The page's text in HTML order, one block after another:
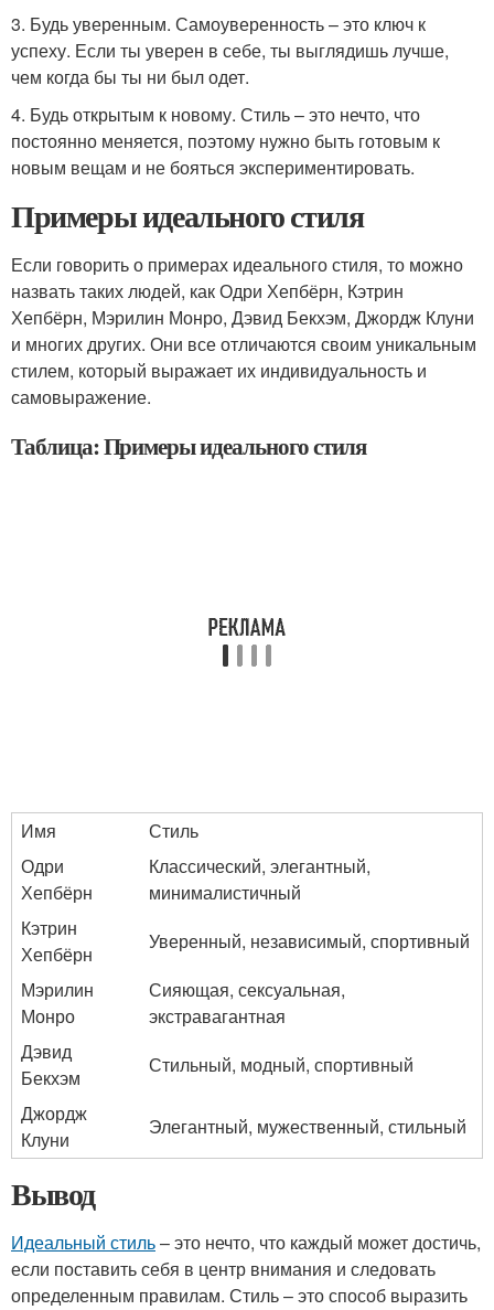
3. Будь уверенным. Самоуверенность – это ключ к
успеху. Если ты уверен в себе, ты выглядишь лучше,
чем когда бы ты ни был одет.
4. Будь открытым к новому. Стиль – это нечто, что
постоянно меняется, поэтому нужно быть готовым к
новым вещам и не бояться экспериментировать.
Примеры идеального стиля
Если говорить о примерах идеального стиля, то можно
назвать таких людей, как Одри Хепбёрн, Кэтрин
Хепбёрн, Мэрилин Монро, Дэвид Бекхэм, Джордж Клуни
и многих других. Они все отличаются своим уникальным
стилем, который выражает их индивидуальность и
самовыражение.
Таблица: Примеры идеального стиля
Имя
Стиль
Одри
Хепбёрн
Классический, элегантный,
минималистичный
Кэтрин
Хепбёрн
Уверенный, независимый, спортивный
Мэрилин
Монро
Сияющая, сексуальная,
экстравагантная
Дэвид
Бекхэм
Стильный, модный, спортивный
Джордж
Клуни
Элегантный, мужественный, стильный
Вывод
Идеальный стиль– это нечто, что каждый может достичь,
если поставить себя в центр внимания и следовать
определенным правилам. Стиль – это способ выразить